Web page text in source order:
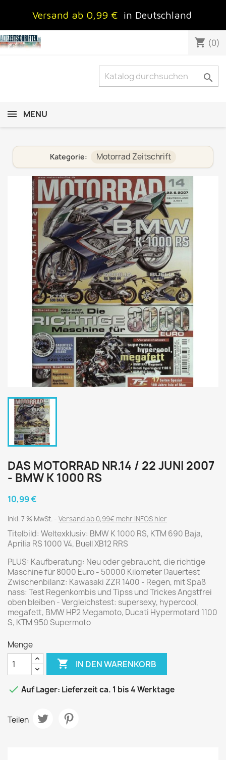
Versand ab 0,99 € in Deutschland
shopping_cart (0)

MENU
Kategorie: Motorrad Zeitschrift
DAS MOTORRAD NR.14 / 22 JUNI 2007
- BMW K 1000 RS
10,99 €
inkl. 7 % MwSt. Versand ab 0,99€ mehr INFOS hier
Titelbild: Weltexklusiv: BMW K 1000 RS, KTM 690 Baja,
Aprilia RS 1000 V4, Buell XB12 RRS
PLUS: Kaufberatung: Neu oder gebraucht, die richtige
Maschine für 8000 Euro - 50000 Kilometer Dauertest
Zwischenbilanz: Kawasaki ZZR 1400 - Regen, mit Spaß
nass: Test Regenkombis und Tipss und Trickes Angstfrei
oben bleiben - Vergleichstest: supersexy, hypercool,
megafett, BMW HP2 Megamoto, Ducati Hypermotard 1100
S, KTM 950 Supermoto
Menge
 IN DEN WARENKORB
 Auf Lager: Lieferzeit ca. 1 bis 4 Werktage
Teilen